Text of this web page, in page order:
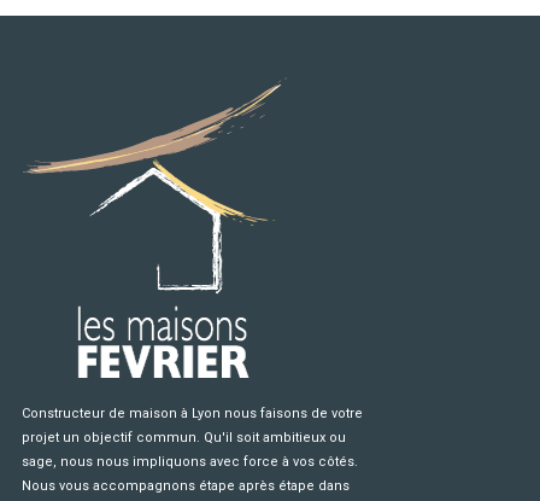
Constructeur de maison à Lyon nous faisons de votre
projet un objectif commun. Qu'il soit ambitieux ou
sage, nous nous impliquons avec force à vos côtés.
Nous vous accompagnons étape après étape dans